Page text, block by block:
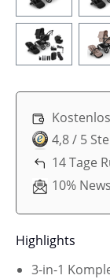
4,8 / 5
14 Tage
10%
Highlights
3-in-1